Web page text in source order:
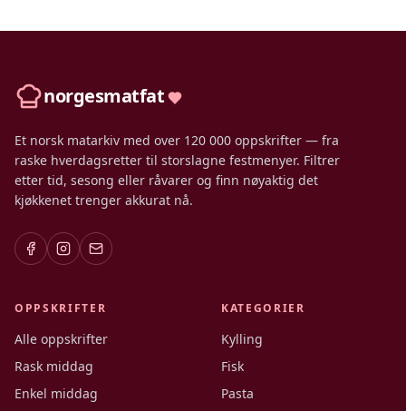
norgesmatfat
Et norsk matarkiv med over 120 000 oppskrifter — fra
raske hverdagsretter til storslagne festmenyer. Filtrer
etter tid, sesong eller råvarer og finn nøyaktig det
kjøkkenet trenger akkurat nå.
OPPSKRIFTER
Alle oppskrifter
Rask middag
Enkel middag
KATEGORIER
Kylling
Fisk
Pasta